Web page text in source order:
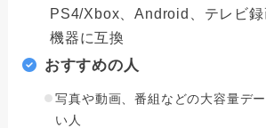
PS4/Xbox、Android、テレビ
機器に互換
おすすめの人
写真や動画、番組などの大容量デ
い人